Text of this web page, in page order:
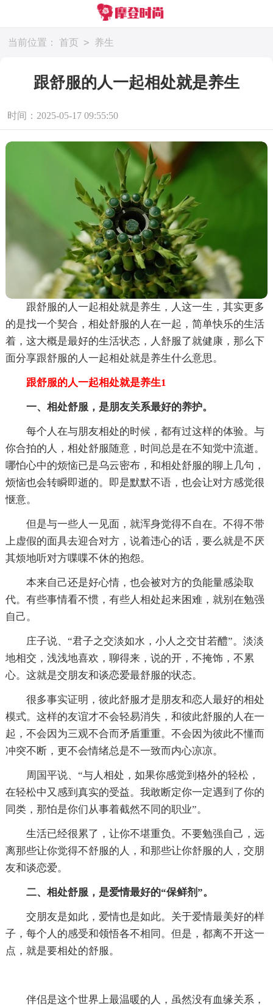
当前位置： 首页 > 养生
跟舒服的人一起相处就是养生
时间：2025-05-17 09:55:50
跟舒服的人一起相处就是养生，人这一生，其实更多
的是找一个契合，相处舒服的人在一起，简单快乐的生活
着，这大概是最好的生活状态，人舒服了就健康，那么下
面分享跟舒服的人一起相处就是养生什么意思。
跟舒服的人一起相处就是养生1
一、相处舒服，是朋友关系最好的养护。
每个人在与朋友相处的时候，都有过这样的体验。与
你合拍的人，相处舒服随意，时间总是在不知觉中流逝。
哪怕心中的烦恼已是乌云密布，和相处舒服的聊上几句，
烦恼也会转瞬即逝的。即是默默不语，也会让对方感觉很
惬意。
但是与一些人一见面，就浑身觉得不自在。不得不带
上虚假的面具去迎合对方，说着违心的话，要么就是不厌
其烦地听对方喋喋不休的抱怨。
本来自己还是好心情，也会被对方的负能量感染取
代。有些事情看不惯，有些人相处起来困难，就别在勉强
自己。
庄子说、“君子之交淡如水，小人之交甘若醴”。淡淡
地相交，浅浅地喜欢，聊得来，说的开，不掩饰，不累
心。这就是交朋友和谈恋爱最舒服的状态。
很多事实证明，彼此舒服才是朋友和恋人最好的相处
模式。这样的友谊才不会轻易消失，和彼此舒服的人在一
起，不会因为三观不合而矛盾重重。不会因为彼此不懂而
冲突不断，更不会情绪总是不一致而内心凉凉。
周国平说、“与人相处，如果你感觉到格外的轻松，
在轻松中又感到真实的受益。我敢断定你一定遇到了你的
同类，那怕是你们从事着截然不同的职业”。
生活已经很累了，让你不堪重负。不要勉强自己，远
离那些让你觉得不舒服的人，和那些让你舒服的人，交朋
友和谈恋爱。
二、相处舒服，是爱情最好的“保鲜剂”。
交朋友是如此，爱情也是如此。关于爱情最美好的样
子，每个人的感受和领悟各不相同。但是，都离不开这一
点，就是要相处的舒服。
伴侣是这个世界上最温暖的人，虽然没有血缘关系，